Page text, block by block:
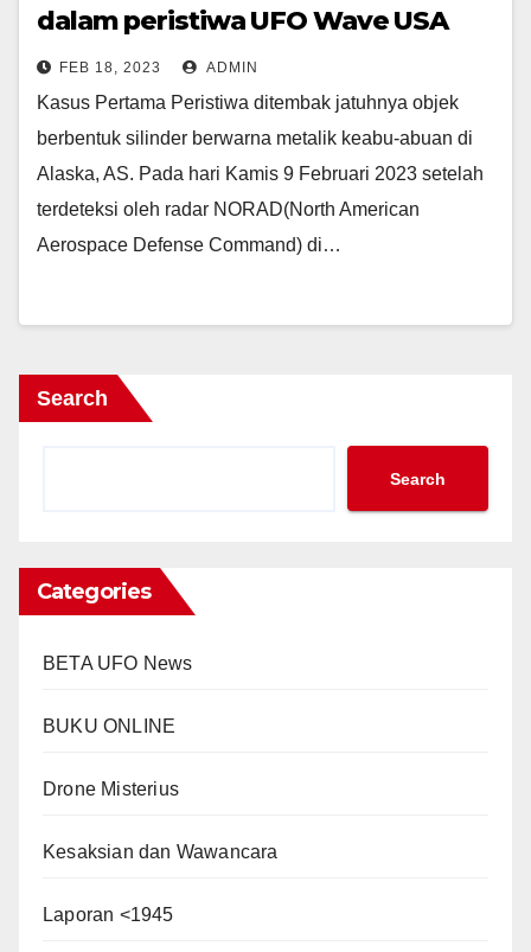
dalam peristiwa UFO Wave USA
2023
FEB 18, 2023 ADMIN
Kasus Pertama Peristiwa ditembak jatuhnya objek
berbentuk silinder berwarna metalik keabu-abuan di
Alaska, AS. Pada hari Kamis 9 Februari 2023 setelah
terdeteksi oleh radar NORAD(North American
Aerospace Defense Command) di…
Search
Search
Categories
BETA UFO News
BUKU ONLINE
Drone Misterius
Kesaksian dan Wawancara
Laporan <1945